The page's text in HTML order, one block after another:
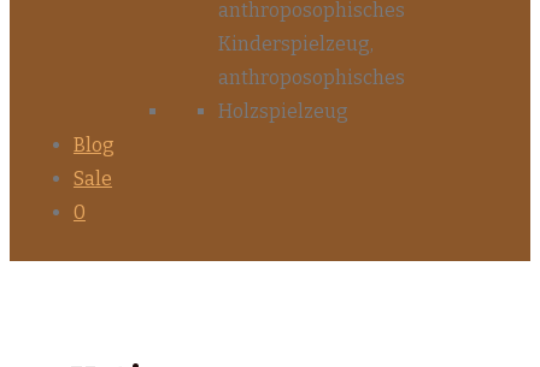
Blog
Sale
0